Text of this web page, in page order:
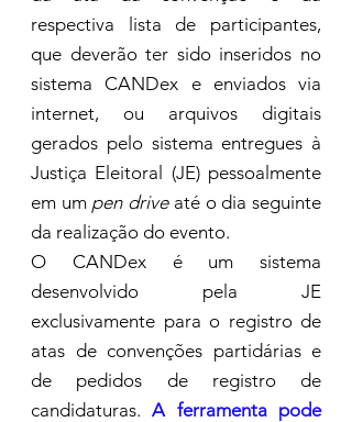
respectiva lista de participantes,
que deverão ter sido inseridos no
sistema CANDex e enviados via
internet, ou arquivos digitais
gerados pelo sistema entregues à
Justiça Eleitoral (JE) pessoalmente
em um pen drive até o dia seguinte
da realização do evento.
O CANDex é um sistema
desenvolvido pela JE
exclusivamente para o registro de
atas de convenções partidárias e
de pedidos de registro de
candidaturas. A ferramenta pode